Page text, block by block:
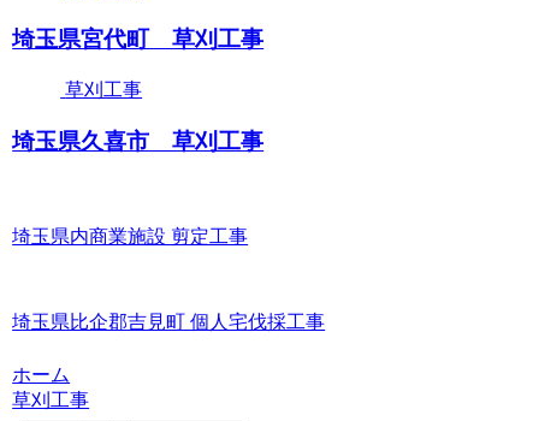
埼玉県宮代町 草刈工事
草刈工事
埼玉県久喜市 草刈工事
埼玉県内商業施設 剪定工事
埼玉県比企郡吉見町 個人宅伐採工事
ホーム
草刈工事